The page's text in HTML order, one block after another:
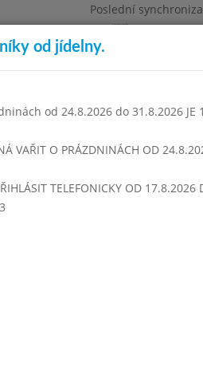
Poslední
Pondělí 3.8.2026 9:06
Omezení objednávek
1468
Prosinec 2016 Leden 2017
od jídelny.
od 24.8.2026 do 31.8.2026 JE
VAŘIT O PRÁZDNINÁCH OD
TELEFONICKY OD